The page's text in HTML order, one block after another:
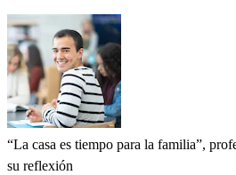
“La casa es tiempo para la familia”,
su reflexión